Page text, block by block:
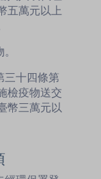
五萬元以上
三十四條第
檢疫物送交
幣三萬元以